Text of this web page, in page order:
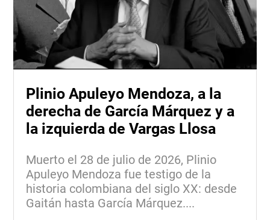
Plinio Apuleyo Mendoza, a la
derecha de García Márquez y a
la izquierda de Vargas Llosa
Muerto el 28 de julio de 2026, Plinio
Apuleyo Mendoza fue testigo de la
historia colombiana del siglo XX: desde
Gaitán hasta García Márquez....